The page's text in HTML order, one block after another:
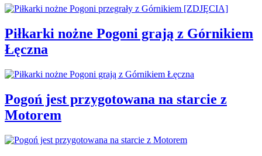
Piłkarki nożne Pogoni grają z Górnikiem
Łęczna
Pogoń jest przygotowana na starcie z
Motorem